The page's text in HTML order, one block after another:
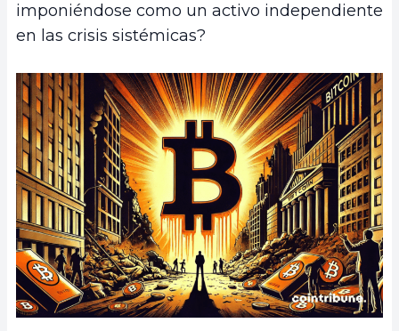
imponiéndose como un activo independiente
en las crisis sistémicas?